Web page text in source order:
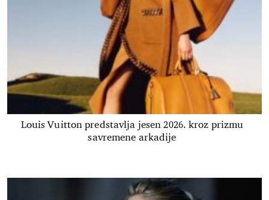
Louis Vuitton predstavlja jesen 2026. kroz prizmu
savremene arkadije